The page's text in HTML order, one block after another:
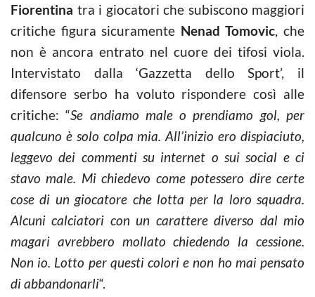
Fiorentina tra i giocatori che subiscono maggiori
critiche figura sicuramente Nenad Tomovic, che
non è ancora entrato nel cuore dei tifosi viola.
Intervistato dalla ‘Gazzetta dello Sport’, il
difensore serbo ha voluto rispondere così alle
critiche: “Se andiamo male o prendiamo gol, per
qualcuno è solo colpa mia. All’inizio ero dispiaciuto,
leggevo dei commenti su internet o sui social e ci
stavo male. Mi chiedevo come potessero dire certe
cose di un giocatore che lotta per la loro squadra.
Alcuni calciatori con un carattere diverso dal mio
magari avrebbero mollato chiedendo la cessione.
Non io. Lotto per questi colori e non ho mai pensato
di abbandonarli“.